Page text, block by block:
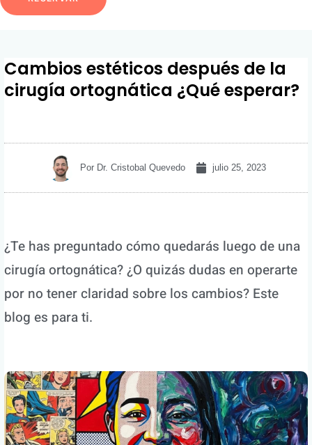
Cambios estéticos después de la
cirugía ortognática ¿Qué esperar?
PorDr. Cristobal Quevedo julio 25, 2023
¿Te has preguntado cómo quedarás luego de una
cirugía ortognática? ¿O quizás dudas en operarte
por no tener claridad sobre los cambios? Este
blog es para ti.